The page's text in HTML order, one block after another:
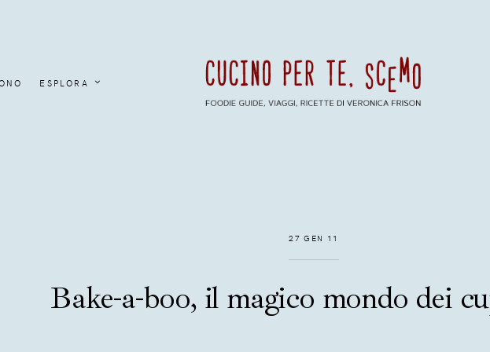
ESPLORA
27 GEN 11
Bake-a-boo, il magico mondo dei